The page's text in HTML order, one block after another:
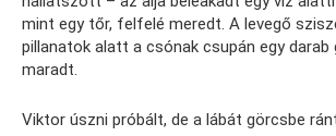
mint egy tőr, felfelé meredt. A levegő
pillanatok alatt a csónak csupán egy darab
maradt.
Viktor úszni próbált, de a lábát görcsbe